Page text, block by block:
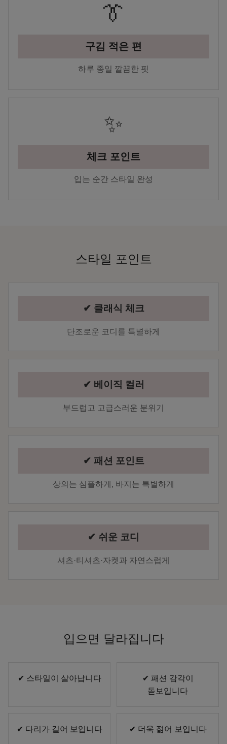
👔
구김 적은 편
하루 종일 깔끔한 핏
✨
체크 포인트
입는 순간 스타일 완성
스타일 포인트
✔ 클래식 체크
단조로운 코디를 특별하게
✔ 베이직 컬러
부드럽고 고급스러운 분위기
✔ 패션 포인트
상의는 심플하게, 바지는 특별하게
✔ 쉬운 코디
셔츠·티셔츠·자켓과 자연스럽게
입으면 달라집니다
✔ 스타일이 살아납니다
✔ 패션 감각이
돋보입니다
✔ 다리가 길어 보입니다 ✔ 더욱 젊어 보입니다